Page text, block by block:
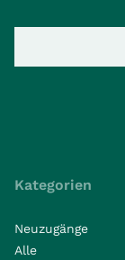
Kategorien
Neuzugänge
Alle